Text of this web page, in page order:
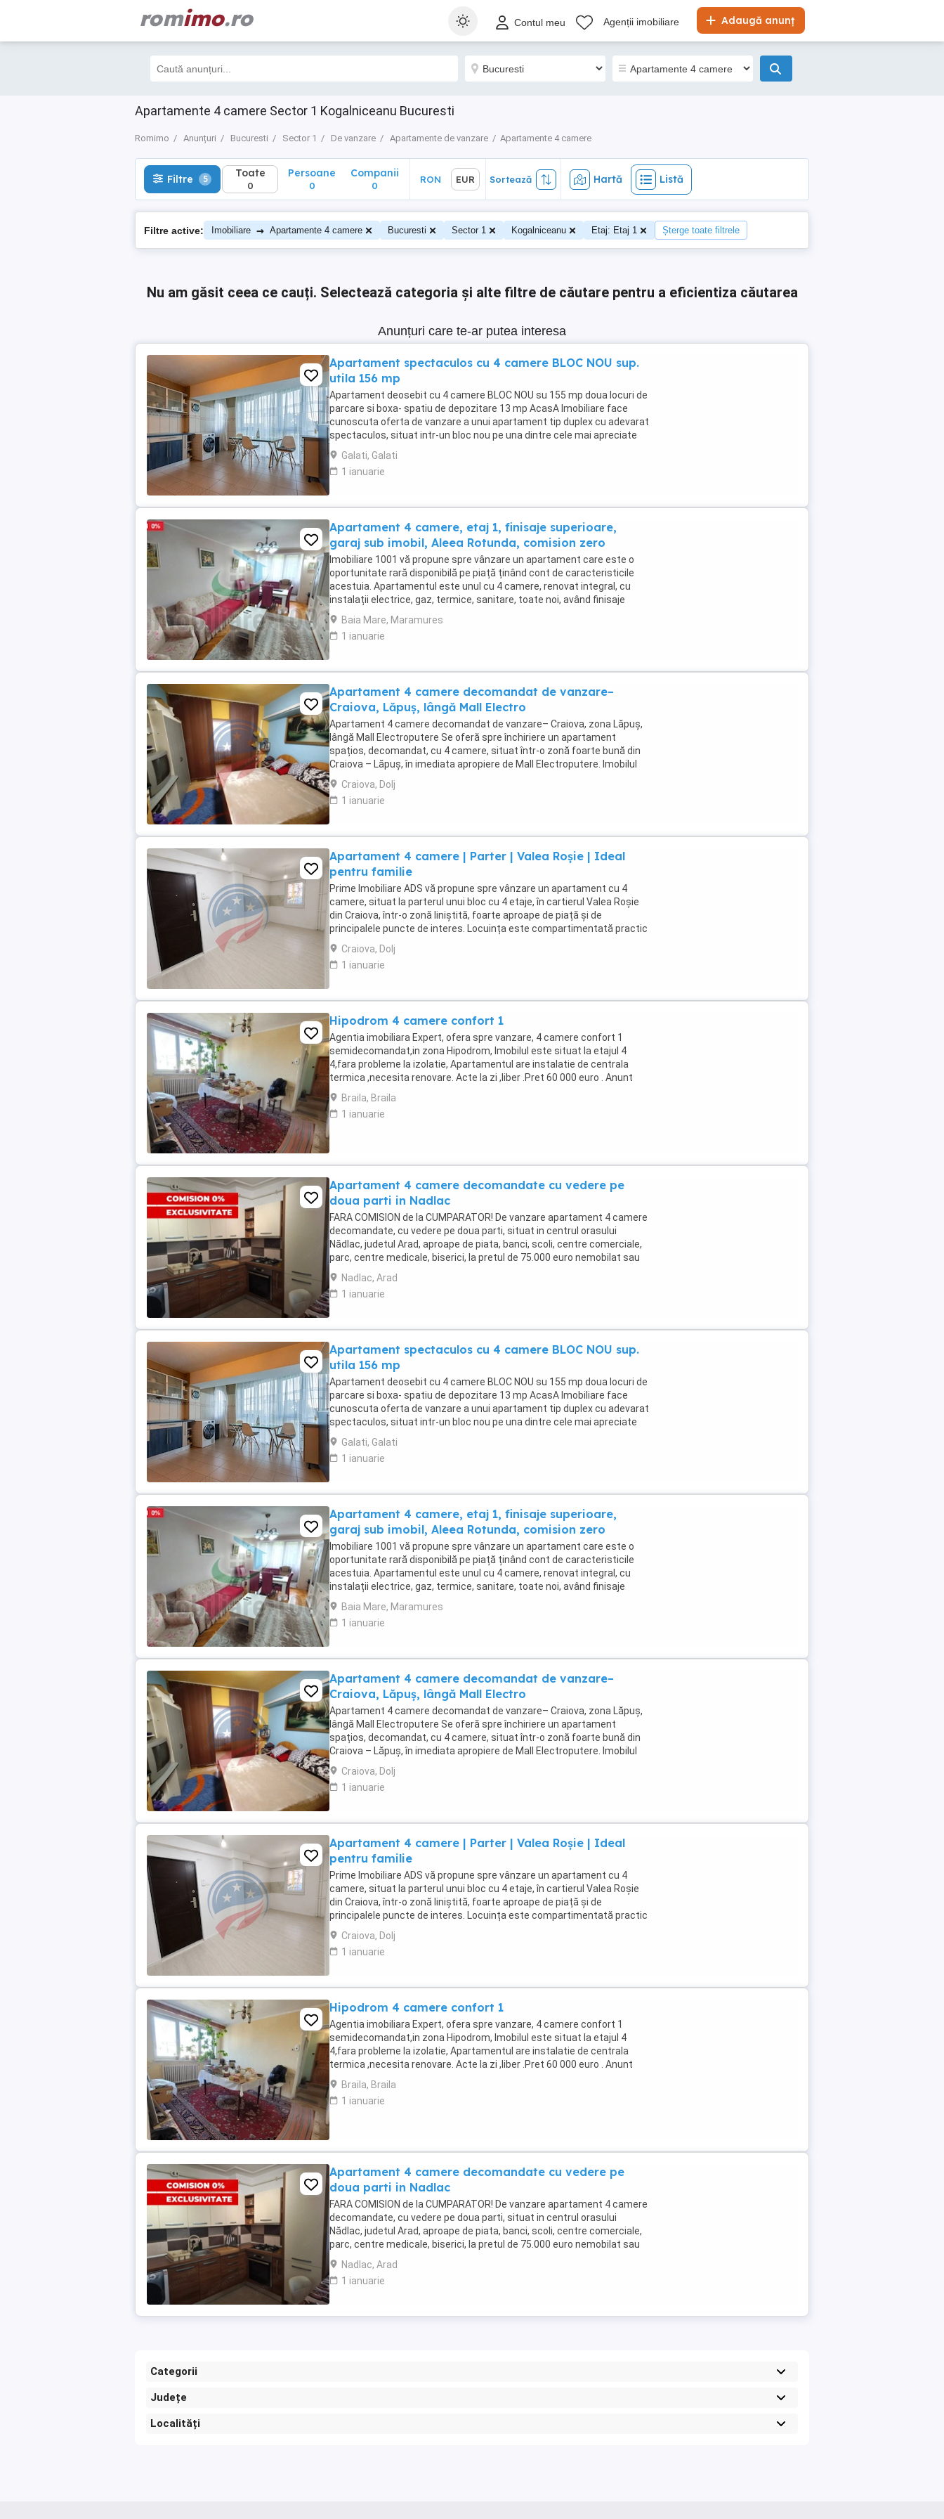
romimo.ro Adaugă anunț
Contul meu Agenții imobiliare
Apartamente 4 camere Sector 1 Kogalniceanu Bucuresti
Romimo Anunțuri Bucuresti Sector 1 De vanzare Apartamente de vanzare Apartamente 4 camere
Filtre 5 Toate
0
EUR Sortează Hartă Listă
Filtre 5 Toate
0
Persoane
0
Companii
0
RON EUR Sortează Hartă Listă
Filtre active: Imobiliare → Apartamente 4 camere Bucuresti Sector 1 Kogalniceanu Etaj: Etaj 1 Șterge toate filtrele
Nu am găsit ceea ce cauți. Selectează categoria și alte filtre de căutare pentru a eficientiza căutarea
Anunțuri care te-ar putea interesa
Apartament spectaculos cu 4 camere BLOC NOU sup.
utila 156 mp
Apartament deosebit cu 4 camere BLOC NOU su 155 mp doua locuri de
parcare si boxa- spatiu de depozitare 13 mp AcasA Imobiliare face
cunoscuta oferta de vanzare a unui apartament tip duplex cu adevarat
spectaculos, situat intr-un bloc nou pe una dintre cele mai apreciate
artere ale orasului Galati ...
Galati, Galati
1 ianuarie
Apartament 4 camere, etaj 1, finisaje superioare,
garaj sub imobil, Aleea Rotunda, comision zero
Imobiliare 1001 vă propune spre vânzare un apartament care este o
oportunitate rară disponibilă pe piață ținând cont de caracteristicile
acestuia. Apartamentul este unul cu 4 camere, renovat integral, cu
instalații electrice, gaz, termice, sanitare, toate noi, având finisaje
superioare, într-un imobil ...
Baia Mare, Maramures
1 ianuarie
Apartament 4 camere decomandat de vanzare–
Craiova, Lăpuș, lângă Mall Electro
Apartament 4 camere decomandat de vanzare– Craiova, zona Lăpuș,
lângă Mall Electroputere Se oferă spre închiriere un apartament
spațios, decomandat, cu 4 camere, situat într-o zonă foarte bună din
Craiova – Lăpuș, în imediata apropiere de Mall Electroputere. Imobilul
are o suprafață utilă de 89 mp ...
Craiova, Dolj
1 ianuarie
Apartament 4 camere | Parter | Valea Roșie | Ideal
pentru familie
Prime Imobiliare ADS vă propune spre vânzare un apartament cu 4
camere, situat la parterul unui bloc cu 4 etaje, în cartierul Valea Roșie
din Craiova, într-o zonă liniștită, foarte aproape de piață și de
principalele puncte de interes. Locuința este compartimentată practic
și cuprinde: - bucătărie; - ...
Craiova, Dolj
1 ianuarie
Hipodrom 4 camere confort 1
Agentia imobiliara Expert, ofera spre vanzare, 4 camere confort 1
semidecomandat,in zona Hipodrom, Imobilul este situat la etajul 4
4,fara probleme la izolatie, Apartamentul are instalatie de centrala
termica ,necesita renovare. Acte la zi ,liber .Pret 60 000 euro . Anunt
postat de agentia imobiliara ...
Braila, Braila
1 ianuarie
Apartament 4 camere decomandate cu vedere pe
doua parti in Nadlac
FARA COMISION de la CUMPARATOR! De vanzare apartament 4 camere
decomandate, cu vedere pe doua parti, situat in centrul orasului
Nădlac, judetul Arad, aproape de piata, banci, scoli, centre comerciale,
parc, centre medicale, biserici, la pretul de 75.000 euro nemobilat sau
85.000 euro mobilat și utilat, ...
Nadlac, Arad
1 ianuarie
Apartament spectaculos cu 4 camere BLOC NOU sup.
utila 156 mp
Apartament deosebit cu 4 camere BLOC NOU su 155 mp doua locuri de
parcare si boxa- spatiu de depozitare 13 mp AcasA Imobiliare face
cunoscuta oferta de vanzare a unui apartament tip duplex cu adevarat
spectaculos, situat intr-un bloc nou pe una dintre cele mai apreciate
artere ale orasului Galati ...
Galati, Galati
1 ianuarie
Apartament 4 camere, etaj 1, finisaje superioare,
garaj sub imobil, Aleea Rotunda, comision zero
Imobiliare 1001 vă propune spre vânzare un apartament care este o
oportunitate rară disponibilă pe piață ținând cont de caracteristicile
acestuia. Apartamentul este unul cu 4 camere, renovat integral, cu
instalații electrice, gaz, termice, sanitare, toate noi, având finisaje
superioare, într-un imobil ...
Baia Mare, Maramures
1 ianuarie
Apartament 4 camere decomandat de vanzare–
Craiova, Lăpuș, lângă Mall Electro
Apartament 4 camere decomandat de vanzare– Craiova, zona Lăpuș,
lângă Mall Electroputere Se oferă spre închiriere un apartament
spațios, decomandat, cu 4 camere, situat într-o zonă foarte bună din
Craiova – Lăpuș, în imediata apropiere de Mall Electroputere. Imobilul
are o suprafață utilă de 89 mp ...
Craiova, Dolj
1 ianuarie
Apartament 4 camere | Parter | Valea Roșie | Ideal
pentru familie
Prime Imobiliare ADS vă propune spre vânzare un apartament cu 4
camere, situat la parterul unui bloc cu 4 etaje, în cartierul Valea Roșie
din Craiova, într-o zonă liniștită, foarte aproape de piață și de
principalele puncte de interes. Locuința este compartimentată practic
și cuprinde: - bucătărie; - ...
Craiova, Dolj
1 ianuarie
Hipodrom 4 camere confort 1
Agentia imobiliara Expert, ofera spre vanzare, 4 camere confort 1
semidecomandat,in zona Hipodrom, Imobilul este situat la etajul 4
4,fara probleme la izolatie, Apartamentul are instalatie de centrala
termica ,necesita renovare. Acte la zi ,liber .Pret 60 000 euro . Anunt
postat de agentia imobiliara ...
Braila, Braila
1 ianuarie
Apartament 4 camere decomandate cu vedere pe
doua parti in Nadlac
FARA COMISION de la CUMPARATOR! De vanzare apartament 4 camere
decomandate, cu vedere pe doua parti, situat in centrul orasului
Nădlac, judetul Arad, aproape de piata, banci, scoli, centre comerciale,
parc, centre medicale, biserici, la pretul de 75.000 euro nemobilat sau
85.000 euro mobilat și utilat, ...
Nadlac, Arad
1 ianuarie
Categorii
Județe
Localități